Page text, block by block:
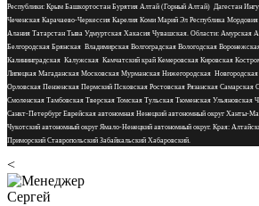
Республики: Крым Башкортостан Бурятия Алтай (Горный Алтай) Дагестан
Чеченская Карачаево-Черкессия Карелия Коми Марий Эл Республика
Алания Татарстан Тыва Удмуртская Хакасия Чувашская. Области: Амурская
Белгородская Брянская Владимирская Волгоградская Вологодская
Калининградская Калужская Камчатский край Кемеровская Кировская
Липецкая Магаданская Московская Мурманская Нижегородская
Орловская Пензенская Пермский Псковская Ростовская Рязанская Самарская
Смоленская Тамбовская Тверская Томская Тульская Тюменская Ульяновская
Санкт-Петербург Еврейская автономная Ненецкий автономный округ Ханты-
Чукотский автономный округ Ямало-Ненецкий автономный округ. Края:
Приморский Ставропольский Забайкальский Хабаровский.
<
Сергей